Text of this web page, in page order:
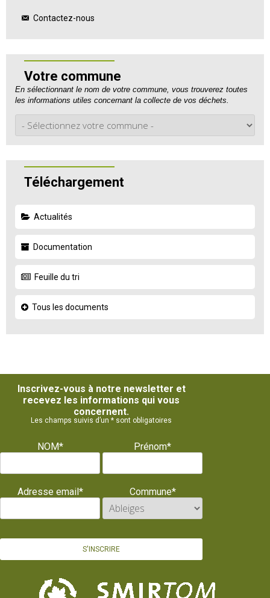
Contactez-nous
Votre commune
En sélectionnant le nom de votre commune, vous trouverez toutes
les informations utiles concernant la collecte de vos déchets.
Téléchargement
Actualités
Documentation
Feuille du tri
Tous les documents
Inscrivez-vous à notre newsletter et
recevez les informations qui vous
concernent.
Les champs suivis d’un * sont obligatoires
NOM* Prénom*
Adresse email* Commune*